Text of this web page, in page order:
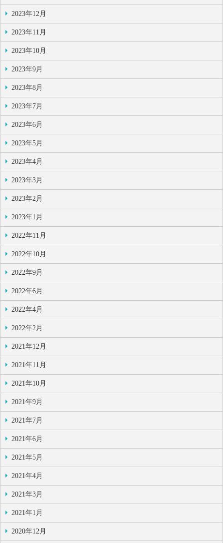
2023年12月
2023年11月
2023年10月
2023年9月
2023年8月
2023年7月
2023年6月
2023年5月
2023年4月
2023年3月
2023年2月
2023年1月
2022年11月
2022年10月
2022年9月
2022年6月
2022年4月
2022年2月
2021年12月
2021年11月
2021年10月
2021年9月
2021年7月
2021年6月
2021年5月
2021年4月
2021年3月
2021年1月
2020年12月